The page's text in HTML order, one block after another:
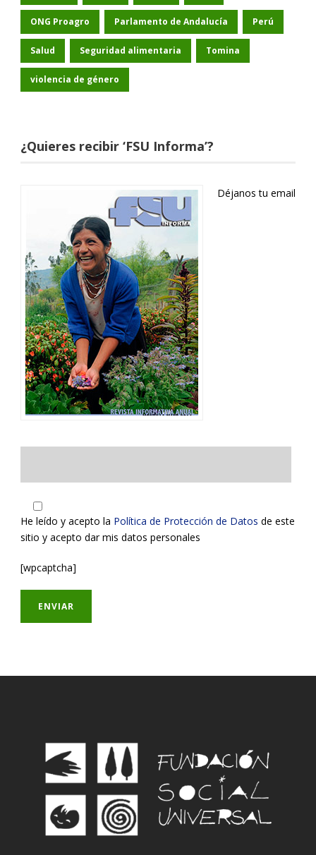
ONG Proagro Parlamento de Andalucía Perú
Salud Seguridad alimentaria Tomina
violencia de género
¿Quieres recibir ‘FSU Informa’?
Déjanos tu email
He leído y acepto la Política de Protección de Datos de este
sitio y acepto dar mis datos personales
[wpcaptcha]